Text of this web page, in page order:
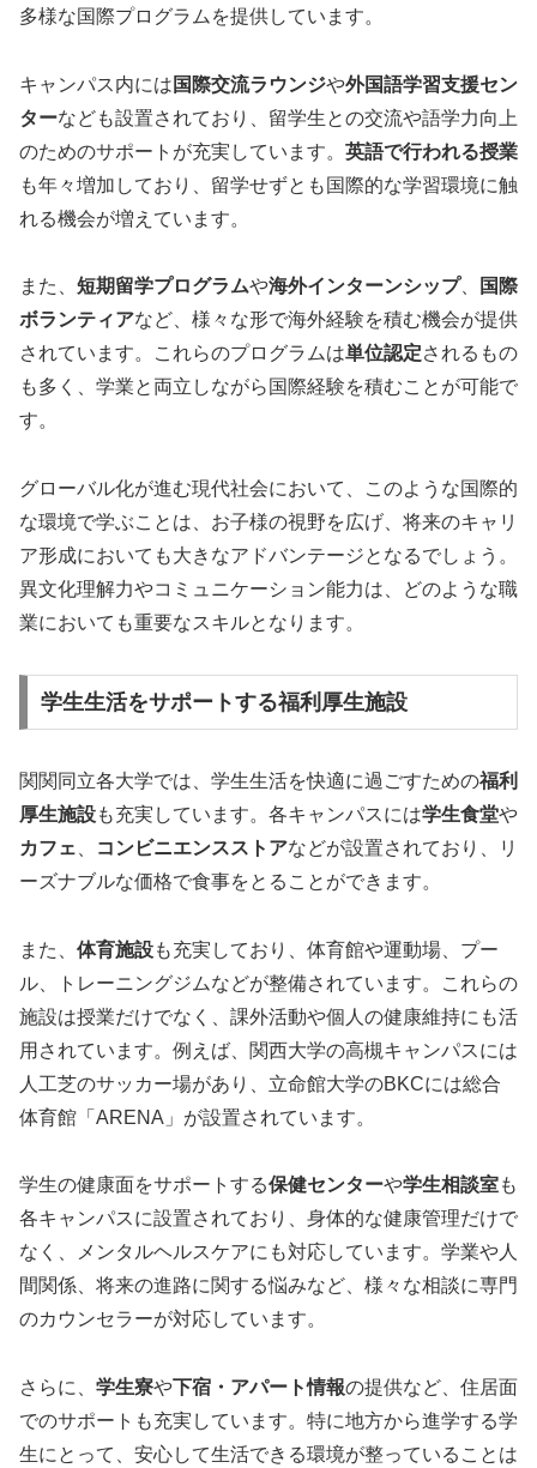
多様な国際プログラムを提供しています。
キャンパス内には 国際交流ラウンジや外国語学習支援セン
ターなども設置されており、留学生との交流や語学力向上
のためのサポートが充実しています。 英語で行われる授業
も年々増加しており、留学せずとも国際的な学習環境に触
れる機会が増えています。
また、 短期留学プログラムや海外インターンシップ、
国際
ボランティアなど、様々な形で海外経験を積む機会が提供
されています。これらのプログラムは単位認定されるもの
も多く、学業と両立しながら国際経験を積むことが可能で
す。
グローバル化が進む現代社会において、このような国際的
な環境で学ぶことは、お子様の視野を広げ、将来のキャリ
ア形成においても大きなアドバンテージとなるでしょう。
異文化理解力やコミュニケーション能力は、どのような職
業においても重要なスキルとなります。
学生生活をサポートする福利厚生施設
関関同立各大学では、学生生活を快適に過ごすための福利
厚生施設も充実しています。各キャンパスには学生食堂や
カフェ
コンビニエンスストアなどが設置されており、リ
ーズナブルな価格で食事をとることができます。
また、 体育施設も充実しており、体育館や運動場、プー
ル、トレーニングジムなどが整備されています。これらの
施設は授業だけでなく、課外活動や個人の健康維持にも活
用されています。例えば、関西大学の高槻キャンパスには
人工芝のサッカー場があり、立命館大学のBKCには総合
体育館「ARENA」が設置されています。
学生の健康面をサポートする保健センターや学生相談室も
各キャンパスに設置されており、身体的な健康管理だけで
なく、メンタルヘルスケアにも対応しています。学業や人
間関係、将来の進路に関する悩みなど、様々な相談に専門
のカウンセラーが対応しています。
さらに、 学生寮や下宿・アパート情報の提供など、住居面
でのサポートも充実しています。特に地方から進学する学
生にとって、安心して生活できる環境が整っていることは